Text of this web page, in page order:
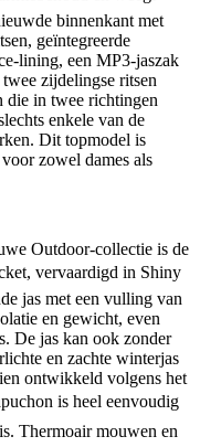
binnenkant met
geïntegreerde
lining, een MP3-jaszak
zijdelingse ritsen
die in twee richtingen
enkele van de
Dit topmodel is
zowel dames als
Outdoor-collectie is de
vervaardigd in Shiny
jas met een vulling van
en gewicht, even
De jas kan ook zonder
en zachte winterjas
ontwikkeld volgens het
is heel eenvoudig
Thermoair mouwen en